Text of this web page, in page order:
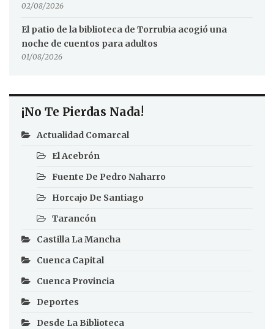
02/08/2026
El patio de la biblioteca de Torrubia acogió una
noche de cuentos para adultos
01/08/2026
¡No Te Pierdas Nada!
Actualidad Comarcal
El Acebrón
Fuente De Pedro Naharro
Horcajo De Santiago
Tarancón
Castilla La Mancha
Cuenca Capital
Cuenca Provincia
Deportes
Desde La Biblioteca